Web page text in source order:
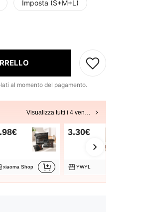
Imposta (S+M+L)
al momento del pagamento.
xiaoma Shop
3.30€
YWYL